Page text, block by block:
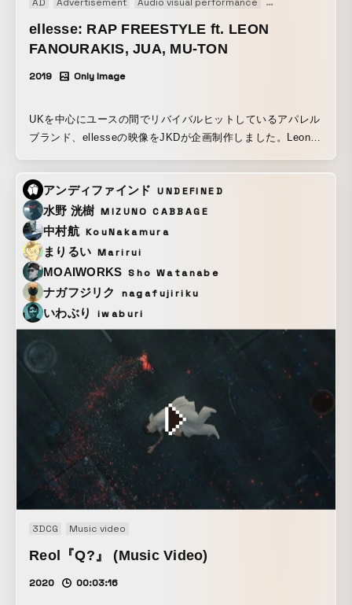
ellesse: RAP FREESTYLE ft. LEON
FANOURAKIS, JUA, MU-TON
2019 Only Image
UKを中心にユースの間でリバイバルヒットしているアパレル
ブランド、ellesseの映像をJKDが企画制作しました。Leon
する３名のラッパーによる(20-23才/2019年時点)フリースタ
イルラップをフィーチャーしたブランデッドミュージックビ
デオです。 ディレクターは Shane Lester 、トラックメイキ
ングは Daisuke Tanabe が担当。ある種の到達点ともいうべ
く、卓越した日本語ラップの世界と、ellesseのカラーが融合
した作品です。
アンディファインド UNDEFINED
水野 洸樹 MIZUNO CABBAGE
中村航 KouNakamura
まりるい Marirui
MOAIWORKS Sho Watanabe
ナガフジリク nagafujiriku
いわぶり iwaburi
3DCG Music video
Reol『Q?』 (Music Video)
2020 00:03:16